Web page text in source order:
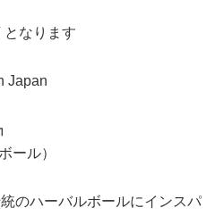
となります
Japan
ール）
のハーバルボールにインスパ